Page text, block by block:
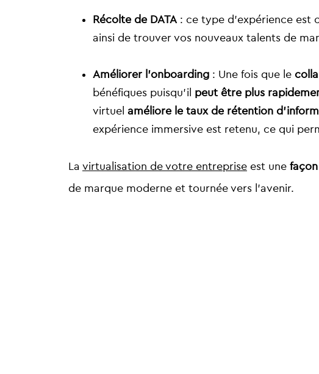
Récolte de DATA: ce type d’expérience est
ainsi de trouver vos nouveaux talents de
Améliorer l’onboarding : Une fois que le
bénéfiques puisqu’il peut être plus
virtuel améliore le taux de rétention
expérience immersive est retenu, ce qui
La virtualisation de votre entreprise est une
de marque moderne et tournée vers l’avenir.